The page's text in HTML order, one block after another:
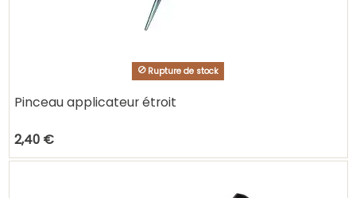
Rupture de stock
Pinceau applicateur étroit
2,40 €